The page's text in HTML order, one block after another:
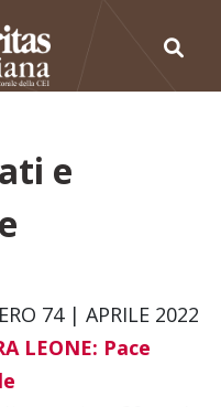
e
74 | APRILE 2022
LEONE: Pace